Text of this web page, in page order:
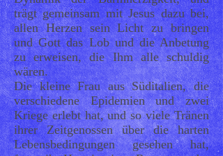
trägt gemeinsam mit Jesus dazu bei,
allen Herzen sein Licht zu bringen
und Gott das Lob und die Anbetung
zu erweisen, die Ihm alle schuldig
wären.
Die kleine Frau aus Süditalien, die
verschiedene Epidemien und zwei
Kriege erlebt hat, und so viele Tränen
ihrer Zeitgenossen über die harten
Lebensbedingungen gesehen hat,